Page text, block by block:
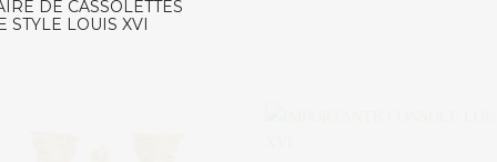
DE CASSOLETTES
STYLE LOUIS XVI